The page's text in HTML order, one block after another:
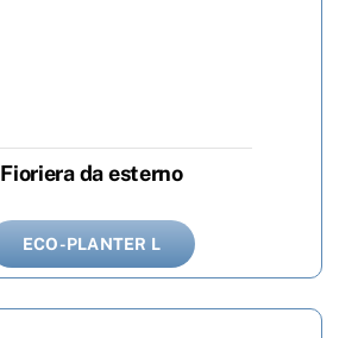
Fioriera da esterno
ECO-PLANTER L